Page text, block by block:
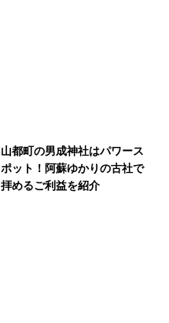
山都町の男成神社はパワース
ポット！阿蘇ゆかりの古社で
拝めるご利益を紹介